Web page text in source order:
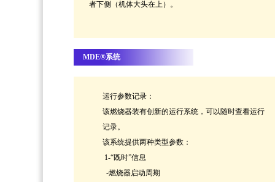
者下侧（机体大头在上）。
MDE®系统
运行参数记录：
该燃烧器装有创新的运行系统，可以随时查看运行
记录。
该系统提供两种类型参数：
1-“既时”信息
-燃烧器启动周期